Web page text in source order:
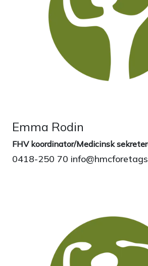
Emma Rodin
FHV koordinator/Medicinsk
0418-250 70